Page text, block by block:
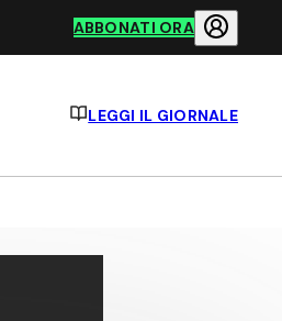
ABBONATI ORA
LEGGI IL GIORNALE